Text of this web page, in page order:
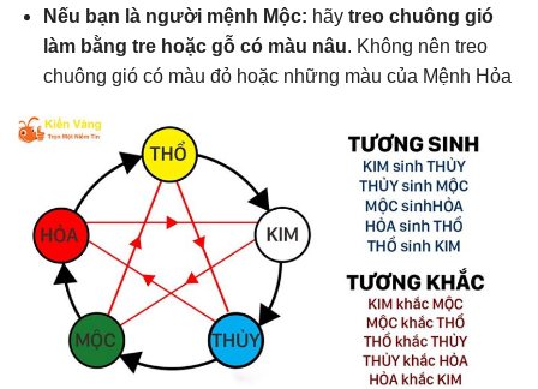
Nếu bạn là người mệnh Mộc: hãy treo chuông gió
làm bằng tre hoặc gỗ có màu nâu. Không nên treo
chuông gió có màu đỏ hoặc những màu của Mệnh Hỏa